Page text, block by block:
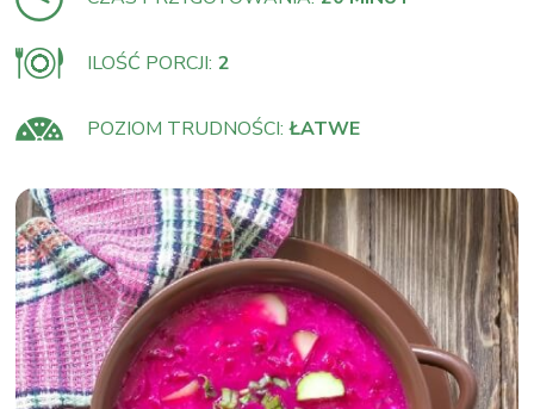
ILOŚĆ PORCJI: 2
POZIOM TRUDNOŚCI: ŁATWE